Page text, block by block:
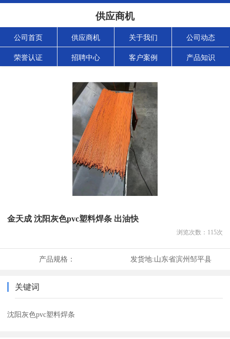
供应商机
公司首页 供应商机 关于我们 公司动态
荣誉认证 招聘中心 客户案例 产品知识
金天成 沈阳灰色pvc塑料焊条 出油快
浏览次数： 115次
产品规格： 发货地:山东省滨州邹平县
关键词
沈阳灰色pvc塑料焊条